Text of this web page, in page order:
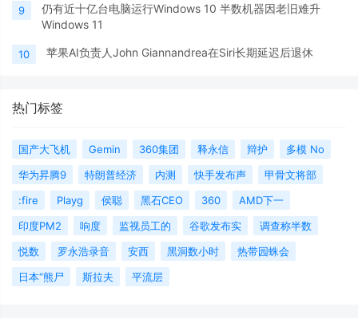
9
仍有近十亿台电脑运行Windows 10 半数机器因老旧难升
Windows 11
10 苹果AI负责人John Giannandrea在Siri长期延迟后退休
热门标签
国产大飞机 Gemin 360集团 释永信 辩护
多模 No
华为昇腾9
特朗普经济 内测 快手发布声
甲骨文将部
:fire
Playg 侯聪 黑石CEO 360
AMD下一
印度PM2
响度 监视员工的 谷歌发布实
调查称半数
悦数
罗永浩录音 安西 黑洞数小时
热带园蛛会
日本“熊尸
斯拉夫 平流层